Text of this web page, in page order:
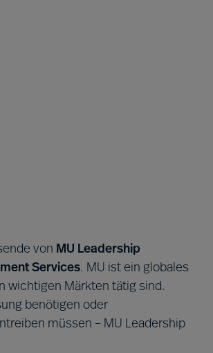
von MU Leadership
Services. MU ist ein globales
wichtigen Märkten tätig sind.
benötigen oder
müssen – MU Leadership